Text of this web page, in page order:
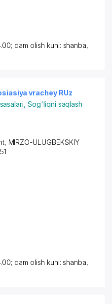
dam olish kuni: shanba,
vrachey RUz
,Sog'liqni saqlash
MIRZO-ULUGBEKSKIY
dam olish kuni: shanba,